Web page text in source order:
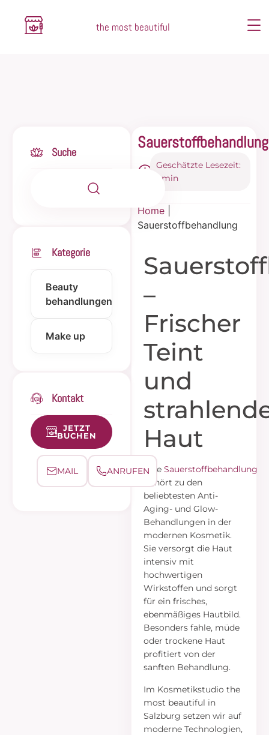
the most beautiful
Sauerstoffbehandlung
Geschätzte Lesezeit:
1 min
Home
Sauerstoffbehandlung
–
Frischer
Teint
und
Haut
EineSauerstoffbehandlung
gehört zu den
beliebtesten Anti-
Aging- und Glow-
Behandlungen in der
modernen Kosmetik.
Sie versorgt die Haut
intensiv mit
hochwertigen
Wirkstoffen und sorgt
für ein frisches,
ebenmäßiges Hautbild.
Besonders fahle, müde
oder trockene Haut
profitiert von der
sanften Behandlung.
Im Kosmetikstudio the
most beautiful in
Salzburg setzen wir auf
moderne Technologien,
Suche
Kategorie
Beauty
behandlungen
Make up
Kontakt
JETZT
BUCHEN
MAIL ANRUFEN